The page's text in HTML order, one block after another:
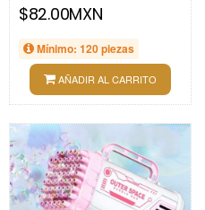
$82.00MXN
Mínimo: 120 piezas
AÑADIR AL CARRITO